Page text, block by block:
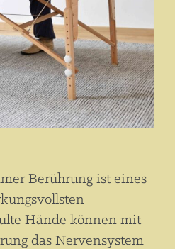
Berührung ist eines
Hände können mit
das Nervensystem